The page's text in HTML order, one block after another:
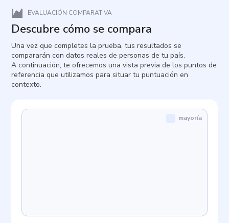
EVALUACIÓN COMPARATIVA
Descubre cómo se compara
Una vez que completes la prueba, tus resultados se
compararán con datos reales de personas de tu país.
A continuación, te ofrecemos una vista previa de los puntos de
referencia que utilizamos para situar tu puntuación en
contexto.
mayoría